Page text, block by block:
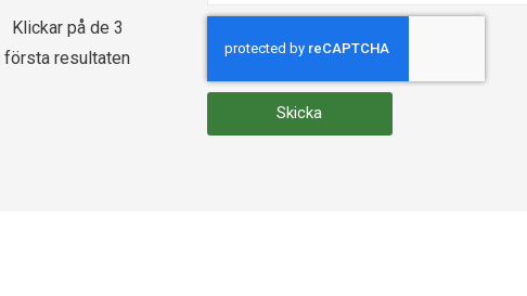
Klickar på de 3
första resultaten​
Skicka